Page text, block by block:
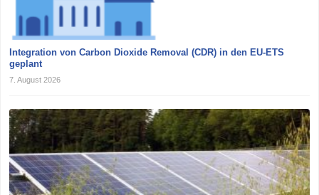
Integration von Carbon Dioxide Removal (CDR) in den EU-ETS
geplant
7. August 2026